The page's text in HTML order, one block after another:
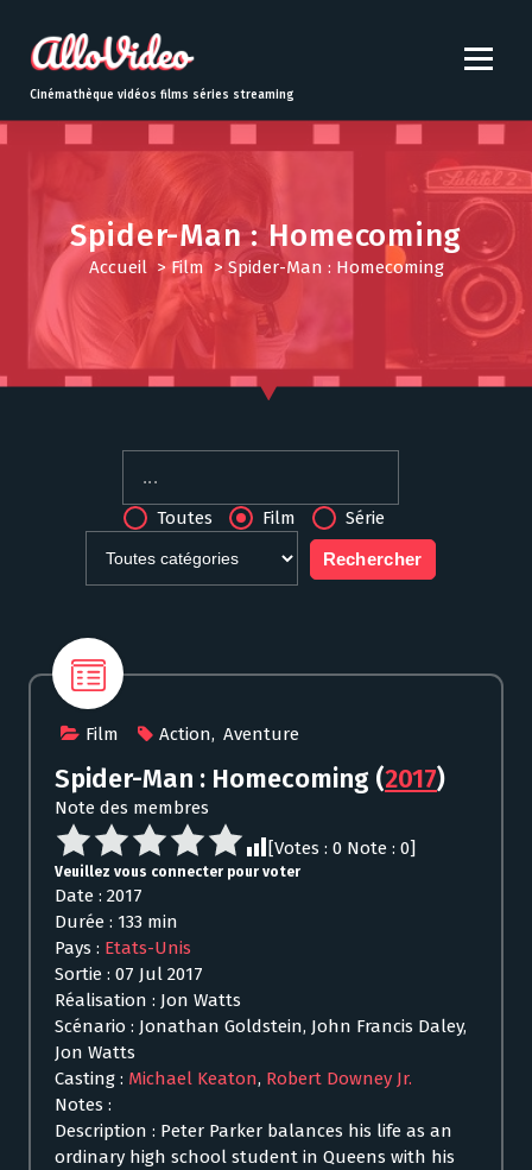
t
o
Cinémathèque vidéos films séries streaming
Spider-Man : Homecoming
Accueil> Film > Spider-Man : Homecoming
Toutes Film Série
Film Action, Aventure
Spider-Man : Homecoming (2017)
Note des membres
[Votes : 0 Note : 0]
Veuillez vous connecter pour voter
Date : 2017
Durée : 133 min
Pays : Etats-Unis
Sortie : 07 Jul 2017
Réalisation : Jon Watts
Scénario : Jonathan Goldstein, John Francis Daley,
Jon Watts
Casting : Michael Keaton, Robert Downey Jr.
Notes :
Description : Peter Parker balances his life as an
ordinary high school student in Queens with his